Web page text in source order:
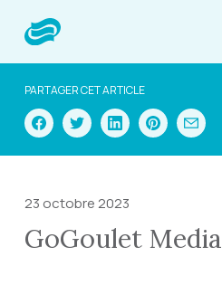
PARTAGER CET ARTICLE
23 octobre 2023
GoGoulet Media